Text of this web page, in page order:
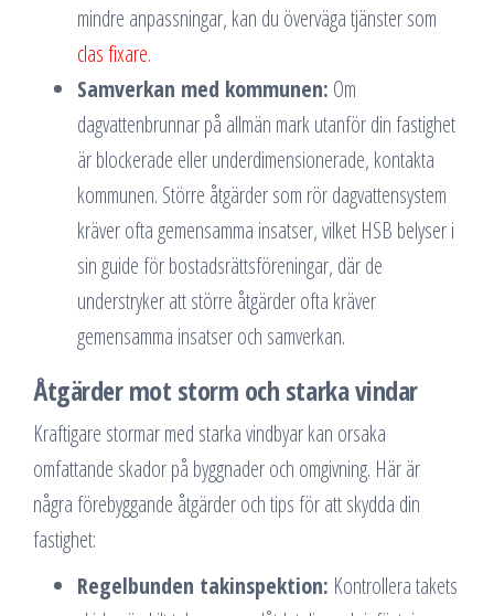
mindre anpassningar, kan du överväga tjänster som
clas fixare.
Samverkan med kommunen: Om
dagvattenbrunnar på allmän mark utanför din fastighet
är blockerade eller underdimensionerade, kontakta
kommunen. Större åtgärder som rör dagvattensystem
kräver ofta gemensamma insatser, vilket HSB belyser i
sin guide för bostadsrättsföreningar, där de
understryker att större åtgärder ofta kräver
gemensamma insatser och samverkan.
Åtgärder mot storm och starka vindar
Kraftigare stormar med starka vindbyar kan orsaka
omfattande skador på byggnader och omgivning. Här är
några förebyggande åtgärder och tips för att skydda din
fastighet:
Regelbunden takinspektion: Kontrollera takets